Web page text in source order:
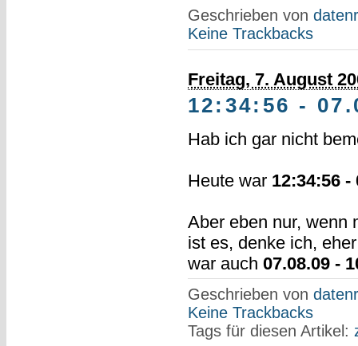
Geschrieben von
Keine Trackbacks
Freitag, 7. August
12:34:56 -
Hab ich gar nicht
Heute war 12:34:56 -
Aber eben nur, wenn
ist es, denke ich,
war auch 07.08.09 -
Geschrieben von
Keine Trackbacks
Tags für diesen Artikel: